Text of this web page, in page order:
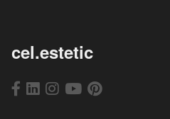
cel.estetic